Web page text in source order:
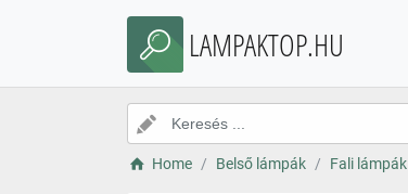
LAMPAKTOP.HU
Home Belső lámpák Fali lámpák